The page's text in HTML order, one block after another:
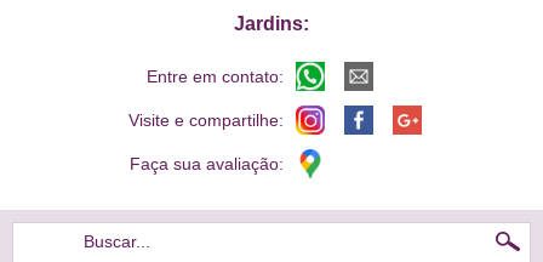
Jardins:
Entre em contato:
Visite e compartilhe:
Faça sua avaliação:
Buscar...